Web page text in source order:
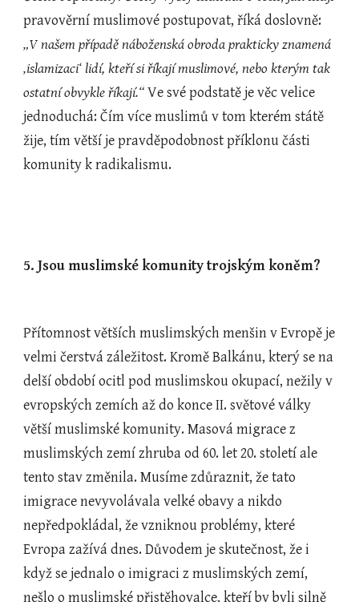
„V našem případě náboženská obroda prakticky znamená
‚islamizaci‘ lidí, kteří si říkají muslimové, nebo kterým tak
ostatní obvykle říkají.“ Ve své podstatě je věc velice
jednoduchá: Čím více muslimů v tom kterém státě
žije, tím větší je pravděpodobnost příklonu části
komunity k radikalismu.
5. Jsou muslimské komunity trojským koněm?
Přítomnost větších muslimských menšin v Evropě je
velmi čerstvá záležitost. Kromě Balkánu, který se na
delší období ocitl pod muslimskou okupací, nežily v
evropských zemích až do konce II. světové války
větší muslimské komunity. Masová migrace z
muslimských zemí zhruba od 60. let 20. století ale
tento stav změnila. Musíme zdůraznit, že tato
imigrace nevyvolávala velké obavy a nikdo
nepředpokládal, že vzniknou problémy, které
Evropa zažívá dnes. Důvodem je skutečnost, že i
když se jednalo o imigraci z muslimských zemí,
nešlo o muslimské přistěhovalce, kteří by byli silně